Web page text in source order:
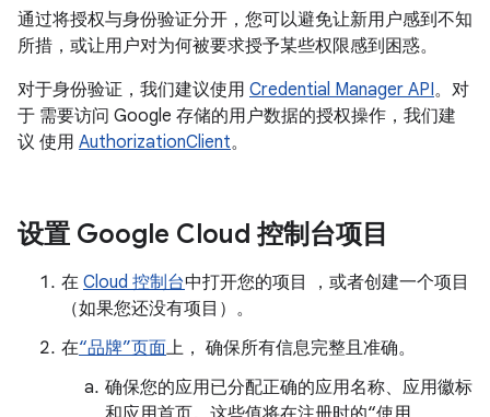
通过将授权与身份验证分开，您可以避免让新用户感到不知
所措，或让用户对为何被要求授予某些权限感到困惑。
对于身份验证，我们建议使用 Credential Manager API。对
于 需要访问 Google 存储的用户数据的授权操作，我们建
议 使用 AuthorizationClient。
设置 Google Cloud 控制台项目
在 Cloud 控制台中打开您的项目 ，或者创建一个项目
（如果您还没有项目）。
在“品牌”页面上， 确保所有信息完整且准确。
确保您的应用已分配正确的应用名称、应用徽标